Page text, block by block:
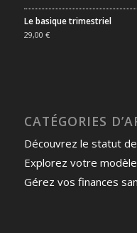
Le basique trimestriel
29,00 €
CATÉGORIES
Découvrez le statut
Explorez votre
Gérez vos finances